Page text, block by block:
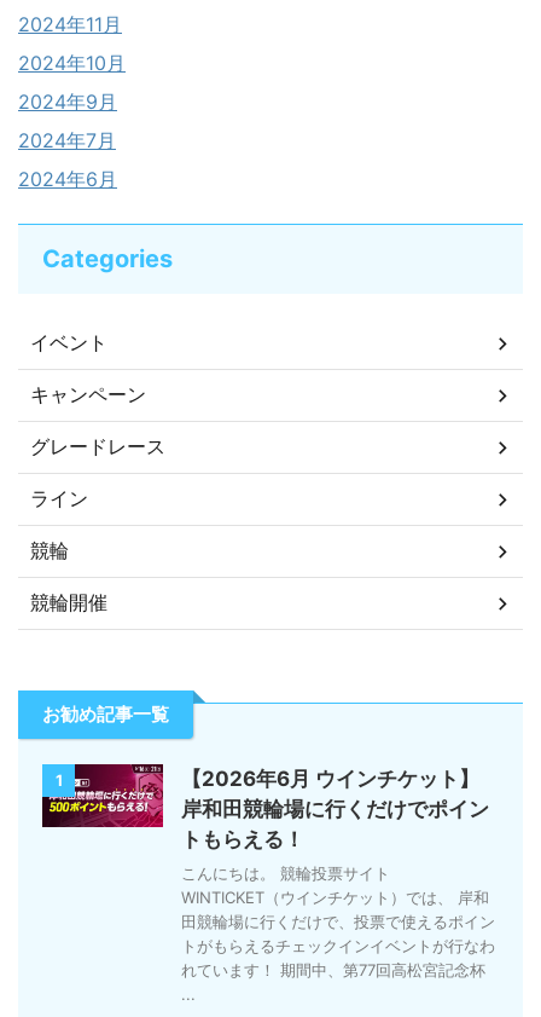
2024年11月
2024年10月
2024年9月
2024年7月
2024年6月
Categories
イベント
キャンペーン
グレードレース
ライン
競輪
競輪開催
お勧め記事一覧
1
【2026年6月 ウインチケット】
岸和田競輪場に行くだけでポイン
トもらえる！
こんにちは。 競輪投票サイト
WINTICKET（ウインチケット）では、 岸和
田競輪場に行くだけで、投票で使えるポイン
トがもらえるチェックインイベントが行なわ
れています！ 期間中、第77回高松宮記念杯
...